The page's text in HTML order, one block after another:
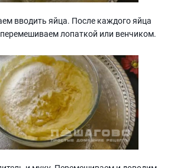
вводить яйца. После каждого яйца
лопаткой или венчиком.